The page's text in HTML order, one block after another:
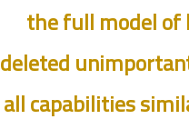
the full model of
deleted
all capabilities